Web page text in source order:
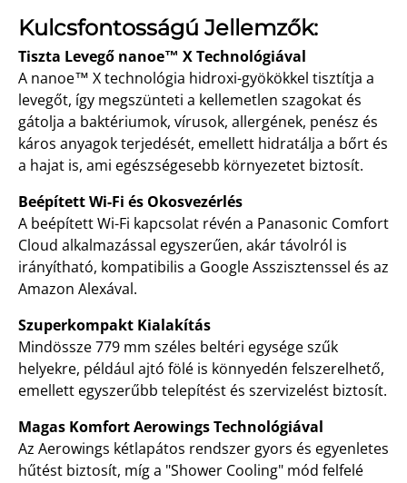
Kulcsfontosságú Jellemzők:
Tiszta Levegő nanoe™ X Technológiával
A nanoe™ X technológia hidroxi-gyökökkel tisztítja a
levegőt, így megszünteti a kellemetlen szagokat és
gátolja a baktériumok, vírusok, allergének, penész és
káros anyagok terjedését, emellett hidratálja a bőrt és
a hajat is, ami egészségesebb környezetet biztosít.
Beépített Wi-Fi és Okosvezérlés
A beépített Wi-Fi kapcsolat révén a Panasonic Comfort
Cloud alkalmazással egyszerűen, akár távolról is
irányítható, kompatibilis a Google Asszisztenssel és az
Amazon Alexával.
Szuperkompakt Kialakítás
Mindössze 779 mm széles beltéri egysége szűk
helyekre, például ajtó fölé is könnyedén felszerelhető,
emellett egyszerűbb telepítést és szervizelést biztosít.
Magas Komfort Aerowings Technológiával
Az Aerowings kétlapátos rendszer gyors és egyenletes
hűtést biztosít, míg a "Shower Cooling" mód felfelé